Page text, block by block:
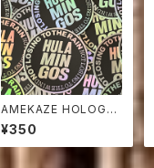
AMEKAZE HOLOGR
AM STICKER
¥350